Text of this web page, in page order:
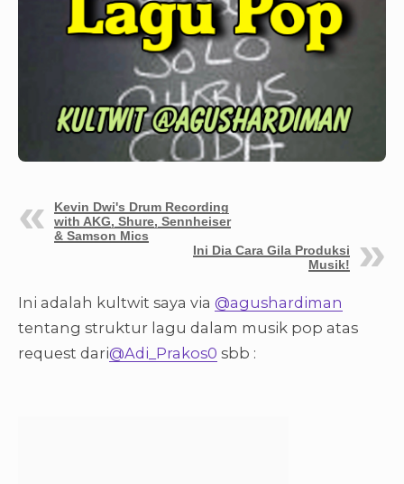
Kevin Dwi's Drum Recording
with AKG, Shure, Sennheiser
& Samson Mics
Ini Dia Cara Gila Produksi
Musik!
Ini adalah kultwit saya via @agushardiman
tentang struktur lagu dalam musik pop atas
request dari@Adi_Prakos0 sbb :